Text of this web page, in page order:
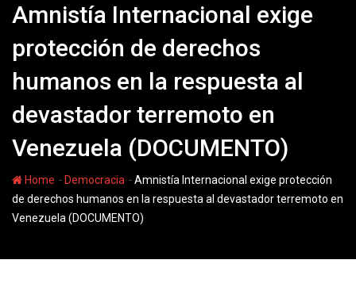
Amnistía Internacional exige
protección de derechos
humanos en la respuesta al
devastador terremoto en
Venezuela (DOCUMENTO)
Home - Democracia -Amnistía Internacional exige protección
de derechos humanos en la respuesta al devastador terremoto en
Venezuela (DOCUMENTO)